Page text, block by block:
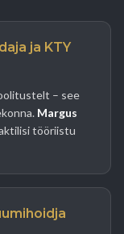
ja KTY
– see
Margus
tööriistu